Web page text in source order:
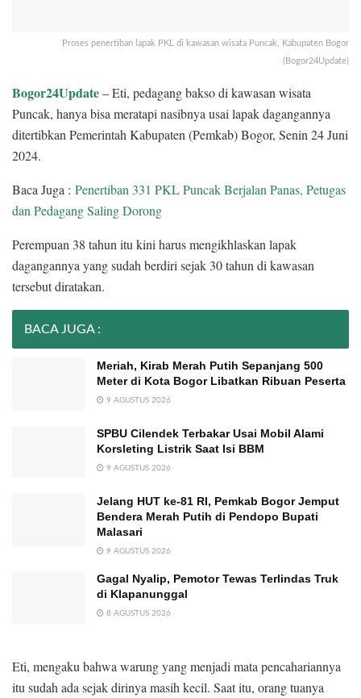
Proses penertiban lapak PKL di kawasan wisata Puncak, Kabupaten Bogor
(Bogor24Update)
Bogor24Update– Eti, pedagang bakso di kawasan wisata
Puncak, hanya bisa meratapi nasibnya usai lapak dagangannya
ditertibkan Pemerintah Kabupaten (Pemkab) Bogor, Senin 24 Juni
2024.
Baca Juga : Penertiban 331 PKL Puncak Berjalan Panas, Petugas
dan Pedagang Saling Dorong
Perempuan 38 tahun itu kini harus mengikhlaskan lapak
dagangannya yang sudah berdiri sejak 30 tahun di kawasan
tersebut diratakan.
BACA JUGA :
Meriah, Kirab Merah Putih Sepanjang 500
Meter di Kota Bogor Libatkan Ribuan Peserta
9 AGUSTUS 2026
SPBU Cilendek Terbakar Usai Mobil Alami
Korsleting Listrik Saat Isi BBM
9 AGUSTUS 2026
Jelang HUT ke-81 RI, Pemkab Bogor Jemput
Bendera Merah Putih di Pendopo Bupati
Malasari
9 AGUSTUS 2026
Gagal Nyalip, Pemotor Tewas Terlindas Truk
di Klapanunggal
8 AGUSTUS 2026
Eti, mengaku bahwa warung yang menjadi mata pencahariannya
itu sudah ada sejak dirinya masih kecil. Saat itu, orang tuanya